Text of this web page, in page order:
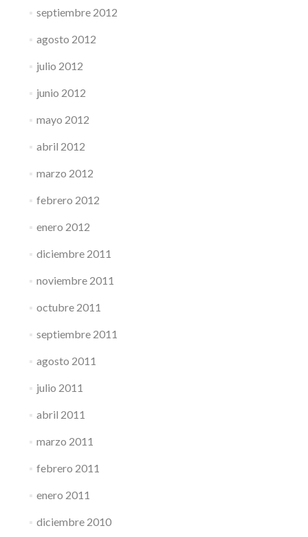
septiembre 2012
agosto 2012
julio 2012
junio 2012
mayo 2012
abril 2012
marzo 2012
febrero 2012
enero 2012
diciembre 2011
noviembre 2011
octubre 2011
septiembre 2011
agosto 2011
julio 2011
abril 2011
marzo 2011
febrero 2011
enero 2011
diciembre 2010